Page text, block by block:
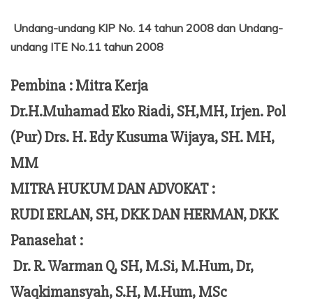
Undang-undang KIP No. 14 tahun 2008 dan Undang-
undang ITE No.11 tahun 2008
Pembina : Mitra Kerja
Dr.H.Muhamad Eko Riadi, SH,MH, Irjen. Pol
(Pur) Drs. H. Edy Kusuma Wijaya, SH. MH,
MM
MITRA HUKUM DAN ADVOKAT :
RUDI ERLAN, SH, DKK DAN HERMAN, DKK
Panasehat :
Dr. R. Warman Q, SH, M.Si, M.Hum,Dr,
Waqkimansyah, S.H, M.Hum, MSc